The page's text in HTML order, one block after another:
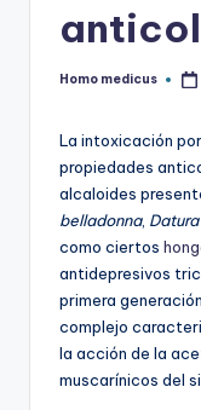
Publicado
Homo medicus
La intoxicación
propiedades
alcaloides
belladonna,
como ciertos
antidepresivos
primera
complejo
la acción de la
muscarínicos del